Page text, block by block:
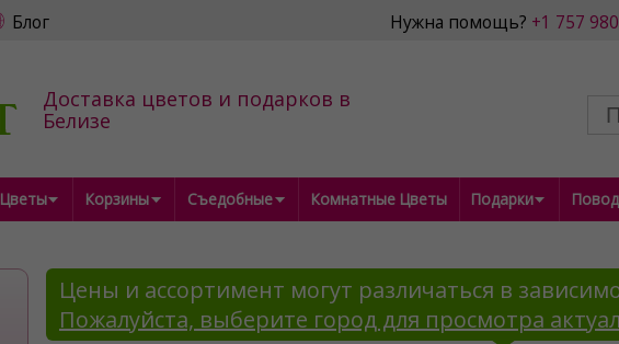
Блог Нужна помощь? +1 757
Доставка цветов и подарков в
Белизе
Цветы Корзины Съедобные Комнатные Цветы Подарки Повод
Цены и ассортимент могут различаться в
Пожалуйста, выберите город для просмотра